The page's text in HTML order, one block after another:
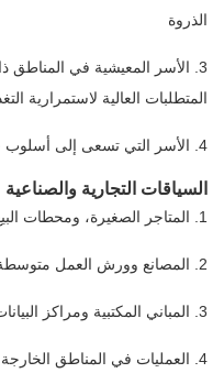
الذروة
3. الأسر المعيشية في
المتطلبات العالية لاستمرارية
4. الأسر التي تسعى إلى أسلوب حياة ذكي وصديق للبيئة
السياقات التجارية والصناعية
1. المتاجر الصغيرة، ومحطات البيع بالتجزئة، والمطاعم
2. المصانع وورش العمل متوسطة وصغيرة الحجم
3. المباني المكتبية ومراكز البيانات
4. العمليات في المناطق الخارجة عن الشبكة أو ذات الشبكة الضعيفة